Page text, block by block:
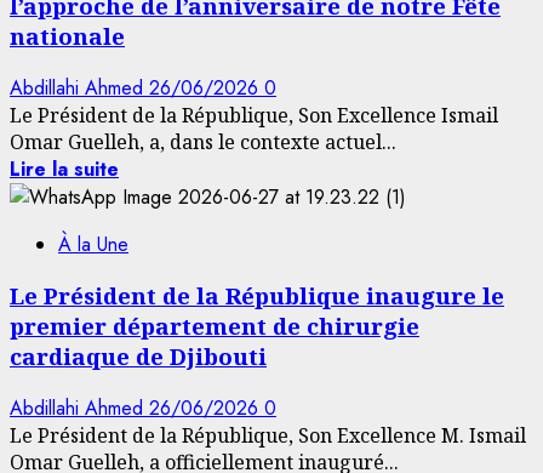
nationale
Abdillahi Ahmed 26/06/2026 0
Le Président de la République, Son Excellence Ismail
Omar Guelleh, a, dans le contexte actuel...
Lire la suite
À la Une
Le Président de la République inaugure le
premier département de chirurgie
cardiaque de Djibouti
Abdillahi Ahmed 26/06/2026 0
Le Président de la République, Son Excellence M. Ismail
Omar Guelleh, a officiellement inauguré...